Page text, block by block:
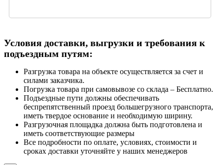
Условия доставки, выгрузки и требования к
подъездным путям:
Разгрузка товара на объекте осуществляется за счет и
силами заказчика.
Погрузка товара при самовывозе со склада – Бесплатно.
Подъездные пути должны обеспечивать
беспрепятственный проезд большегрузного транспорта,
иметь твердое основание и необходимую ширину.
Разгрузочная площадка должна быть подготовлена и
иметь соответствующие размеры
Все подробности по оплате, условиях, стоимости и
сроках доставки уточняйте у наших менеджеров